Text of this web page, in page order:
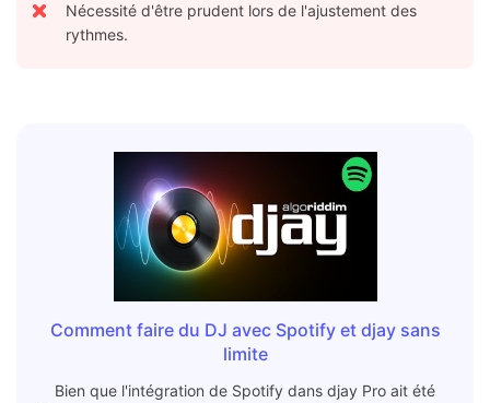
Nécessité d'être prudent lors de l'ajustement des
rythmes.
Comment faire du DJ avec Spotify et djay sans
limite
Bien que l'intégration de Spotify dans djay Pro ait été